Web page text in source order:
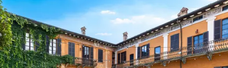
valittuja nykytaiteen kokoelmia, jotka luovat
ainutlaatuisen liiton, jossa
vuosisatoja vanha
autenttisuusyhdistyyhienostuneimpaan ja
moderneimpaan makuun.